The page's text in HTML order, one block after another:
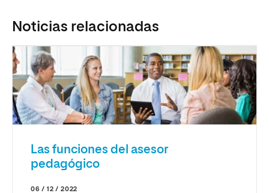
Noticias relacionadas
Las funciones del asesor
pedagógico
06 / 12 / 2022